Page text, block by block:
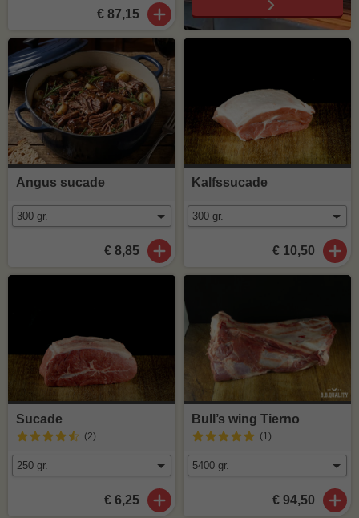
€ 87,15
Angus sucade
€ 8,85
Kalfssucade
€ 10,50
Sucade
(2)
€ 6,25
Bull’s wing Tierno
(1)
€ 94,50